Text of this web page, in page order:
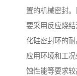
置的机械密封
要采用反应烧
化硅密封环的
应用环境和工
蚀性能等要求